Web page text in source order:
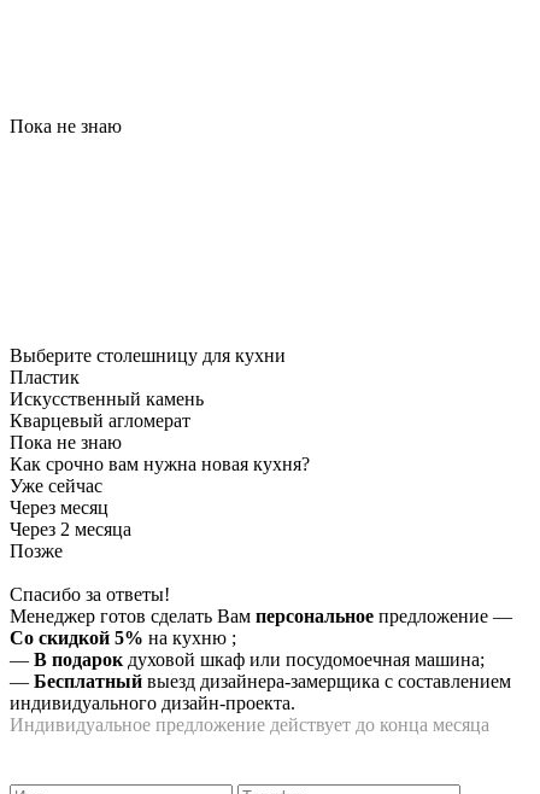
Пока не знаю
Выберите столешницу для кухни
Пластик
Искусственный камень
Кварцевый агломерат
Пока не знаю
Как срочно вам нужна новая кухня?
Уже сейчас
Через месяц
Через 2 месяца
Позже
Спасибо за ответы!
Менеджер готов сделать Вам персональное предложение —
Со скидкой 5% на кухню ;
— В подарок духовой шкаф или посудомоечная машина;
— Бесплатный выезд дизайнера-замерщика с составлением
индивидуального дизайн-проекта.
Индивидуальное предложение действует до конца месяца